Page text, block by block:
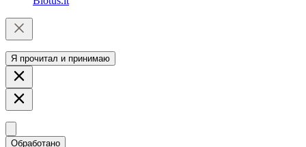
Я прочитал и принимаю
Обработано